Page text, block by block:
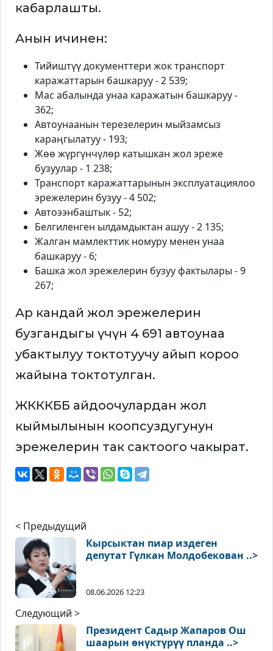
кабарлашты.
Анын ичинен:
Тийиштүү документтери жок транспорт
каражаттарын башкаруу - 2 539;
Мас абалында унаа каражатын башкаруу -
362;
Автоунаанын терезелерин мыйзамсыз
караңгылатуу - 193;
Жөө жүргүнчүлөр катышкан жол эреже
бузуулар - 1 238;
Транспорт каражаттарынын эксплуатациялоо
эрежелерин бузуу - 4 502;
Автоээнбаштык - 52;
Белгиленген ылдамдыктан ашуу - 2 135;
Жалган мамлекттик номуру менен унаа
башкаруу - 6;
Башка жол эрежелерин бузуу фактылары - 9
267;
Ар кандай жол эрежелерин
бузгандыгы үчүн 4 691 автоунаа
убактылуу токтотуучу айып короо
жайына токтотулган.
ЖКККББ айдоочулардан жол
кыймылынын коопсуздугунун
эрежелерин так сактоого чакырат.
< Предыдущий
Кырсыктан пиар издеген
депутат Гүлкан Молдобекован ..>
08.06.2026 12:23
Следующий >
Президент Садыр Жапаров Ош
шаарын өнүктүрүү планда ..>